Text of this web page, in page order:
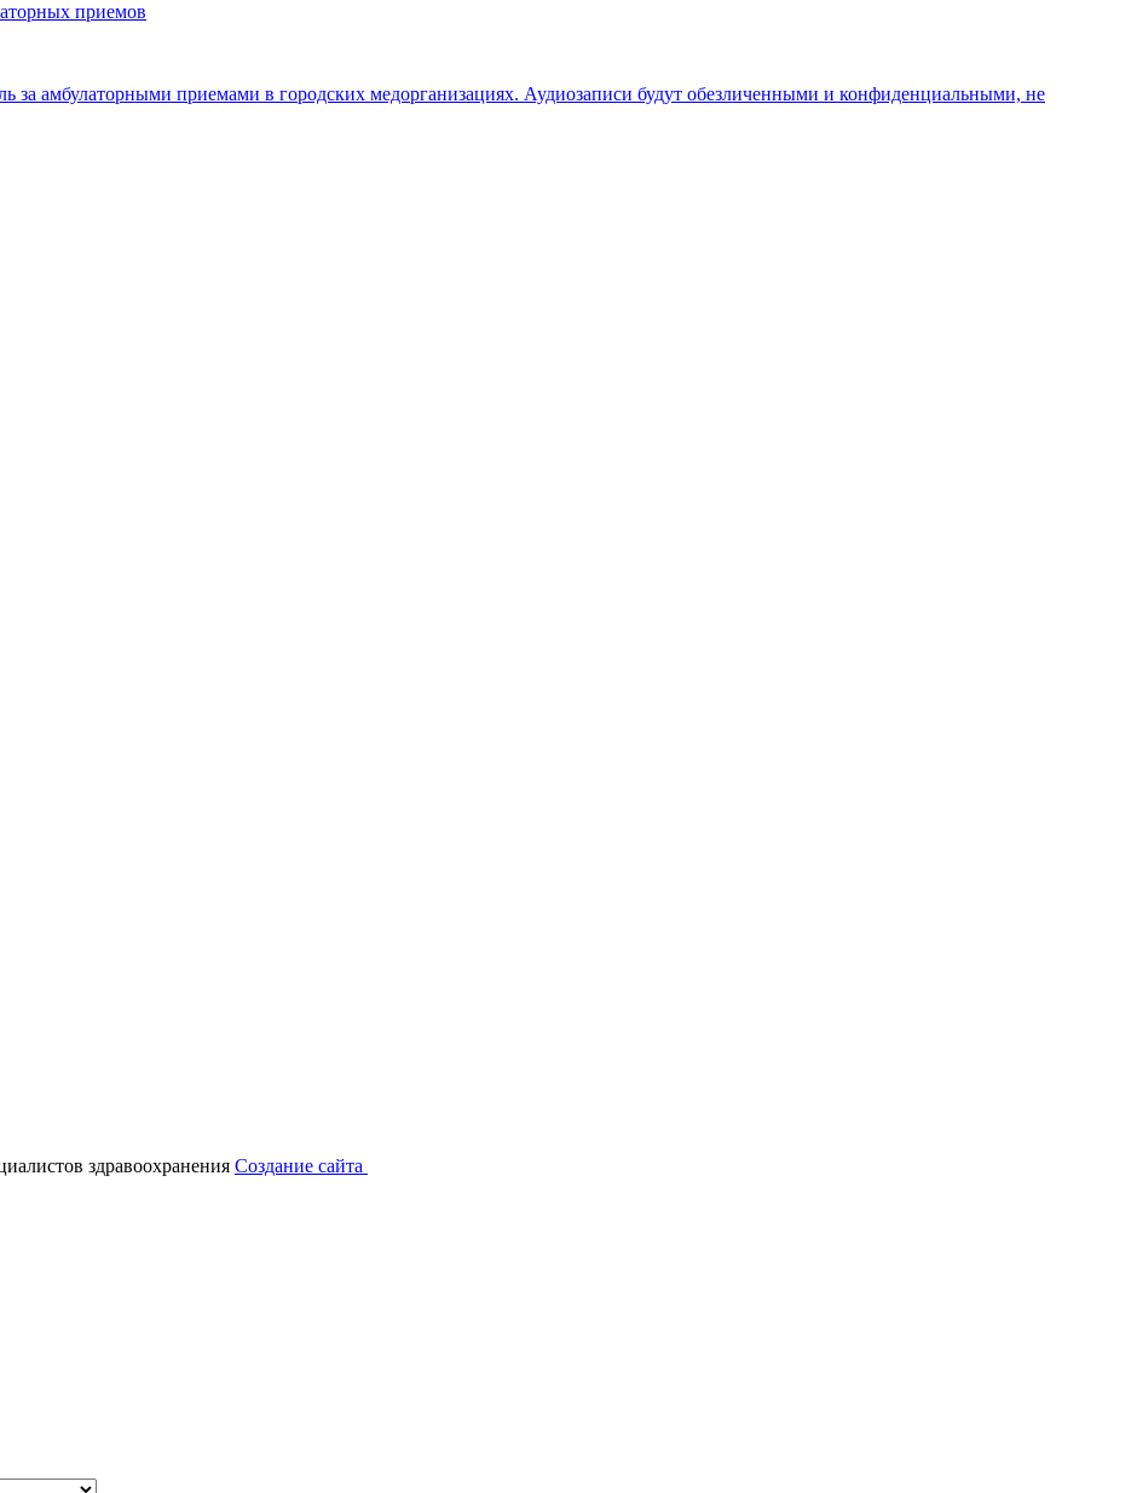
приемов
за амбулаторными приемами в городских медорганизациях. Аудиозаписи будут обезличенными и конфиденциальными, не
здравоохранения Создание сайта